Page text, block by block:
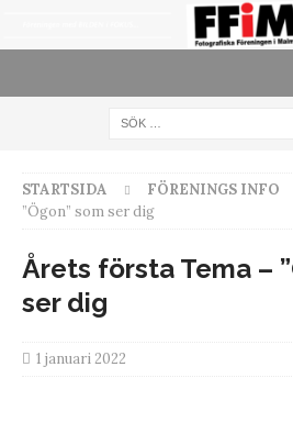
STARTSIDA FÖRENINGS INFO
”Ögon” som ser dig
Årets första Tema –
ser dig
1 januari 2022